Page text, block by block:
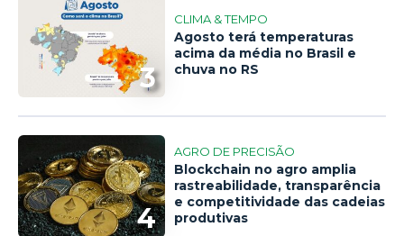
3
CLIMA & TEMPO
Agosto terá temperaturas
acima da média no Brasil e
chuva no RS
4
AGRO DE PRECISÃO
Blockchain no agro amplia
rastreabilidade, transparência
e competitividade das cadeias
produtivas